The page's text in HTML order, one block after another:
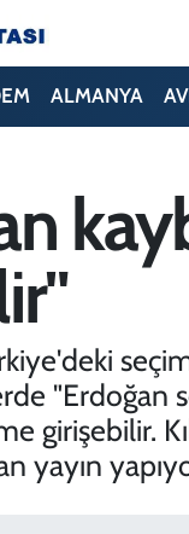
ALMANYA
"Erdoğan
girişebilir.
yayın